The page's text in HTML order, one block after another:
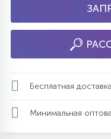
Бесплатная
Минимальная